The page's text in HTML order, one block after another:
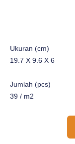
Ukuran (cm)
19.7 X 9.6 X 6
Jumlah (pcs)
39 / m2